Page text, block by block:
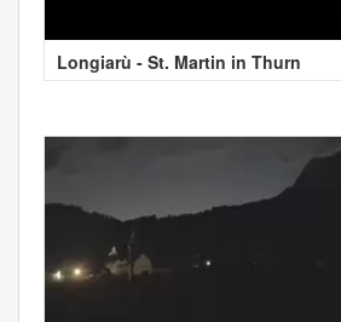
Longiarù - St. Martin in Thurn